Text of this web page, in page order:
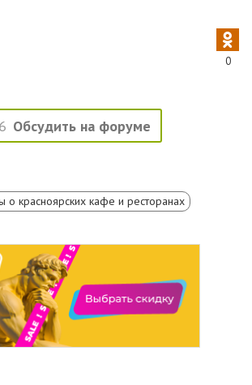
0
Обсудить на форуме
о красноярских кафе и ресторанах